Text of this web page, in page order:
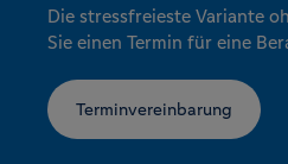
Die stressfreieste Variante
Sie einen Termin für eine
Terminvereinbarung